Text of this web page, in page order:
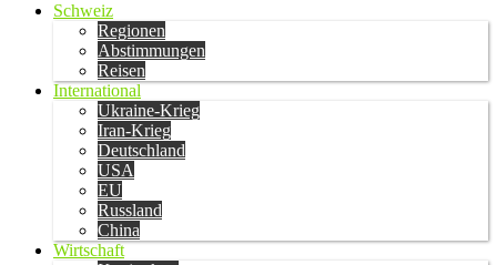
Schweiz
Regionen
Abstimmungen
Reisen
International
Ukraine-Krieg
Iran-Krieg
Deutschland
USA
EU
Russland
China
Wirtschaft